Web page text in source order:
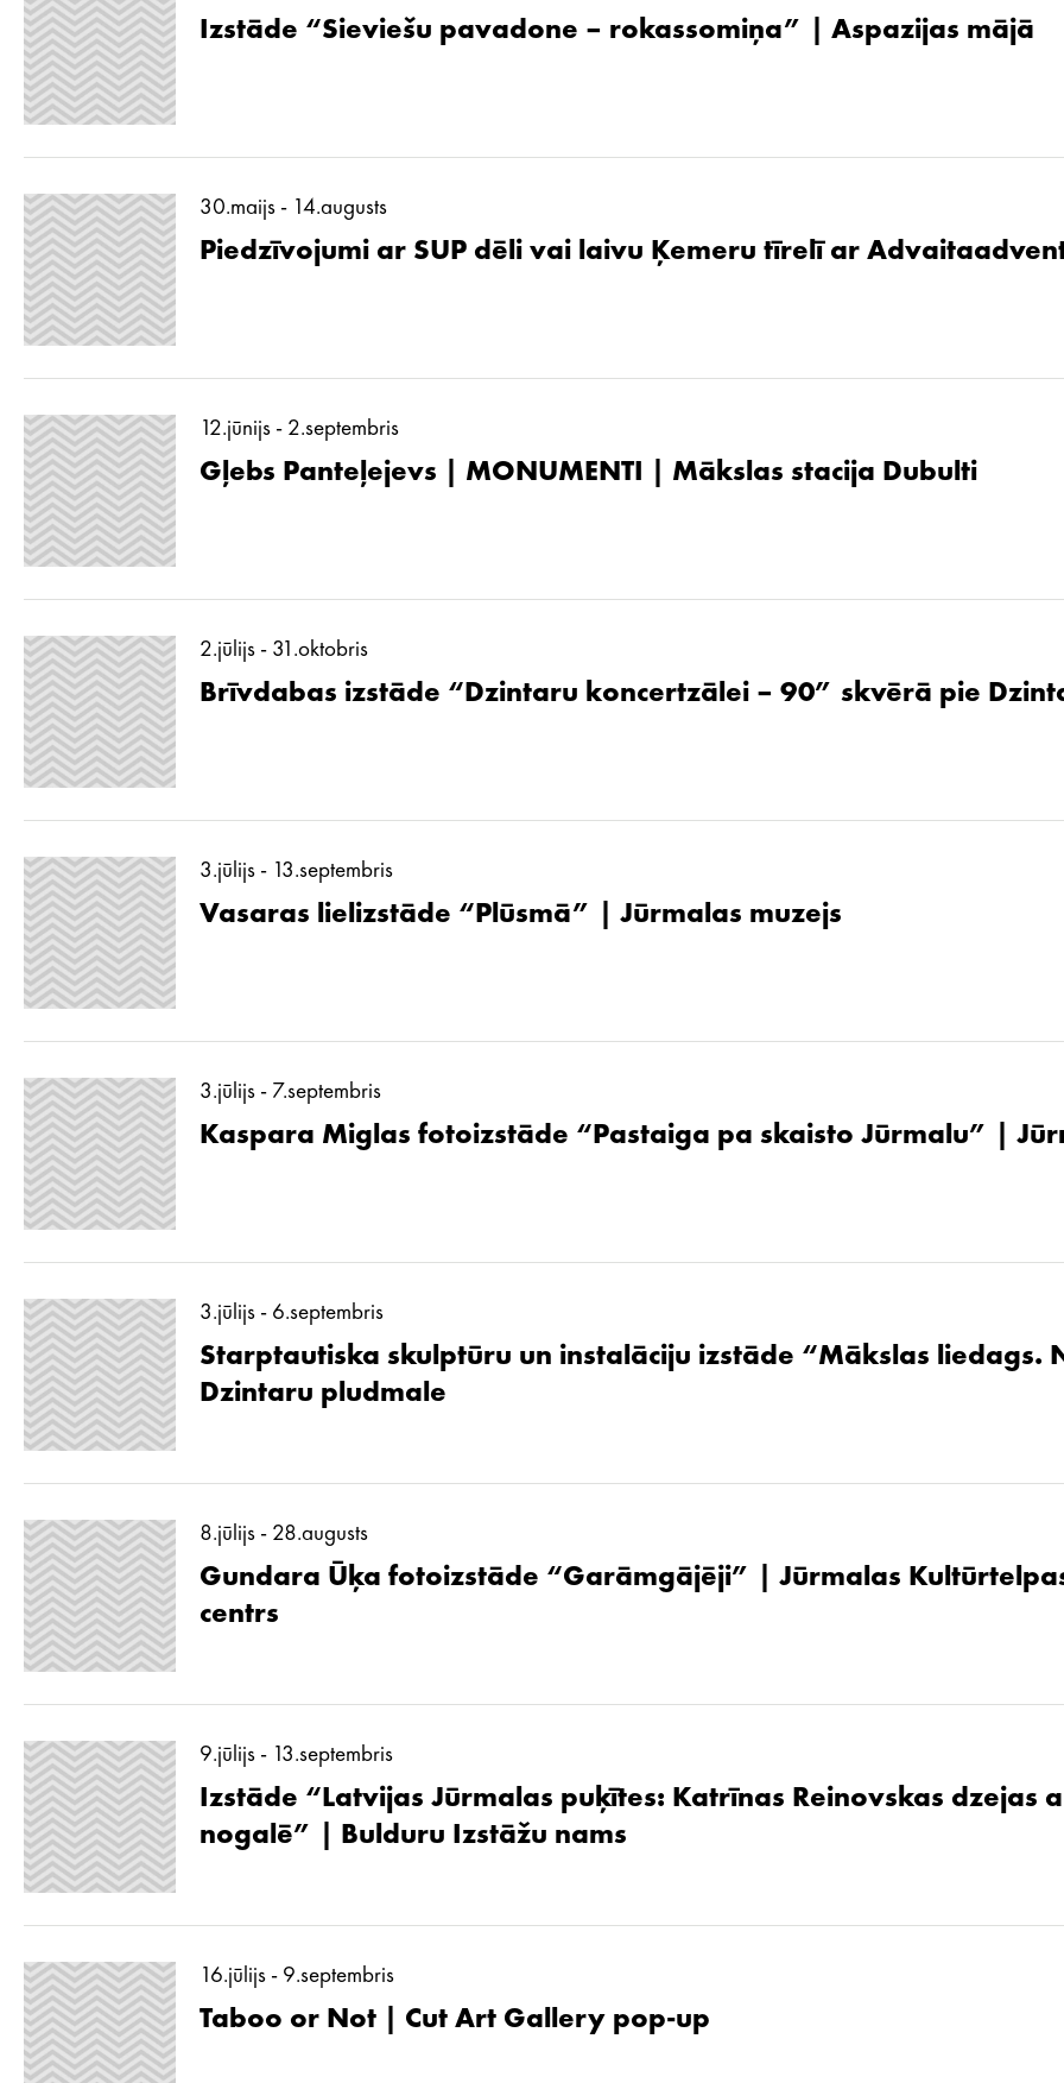
Izstāde “Sieviešu pavadone – rokassomiņa” | Aspazijas mājā
30.maijs - 14.augusts
Piedzīvojumi ar SUP dēli vai laivu Ķemeru tīrelī ar
12.jūnijs - 2.septembris
Gļebs Panteļejevs | MONUMENTI | Mākslas stacija Dubulti
2.jūlijs - 31.oktobris
Brīvdabas izstāde “Dzintaru koncertzālei – 90” skvērā pie
3.jūlijs - 13.septembris
Vasaras lielizstāde “Plūsmā” | Jūrmalas muzejs
3.jūlijs - 7.septembris
Kaspara Miglas fotoizstāde “Pastaiga pa skaisto Jūrmalu” |
3.jūlijs - 6.septembris
Starptautiska skulptūru un instalāciju izstāde “Mākslas liedags.
Dzintaru pludmale
8.jūlijs - 28.augusts
Gundara Ūķa fotoizstāde “Garāmgājēji” | Jūrmalas
centrs
9.jūlijs - 13.septembris
Izstāde “Latvijas Jūrmalas puķītes: Katrīnas Reinovskas dzejas
nogalē” | Bulduru Izstāžu nams
16.jūlijs - 9.septembris
Taboo or Not | Cut Art Gallery pop-up